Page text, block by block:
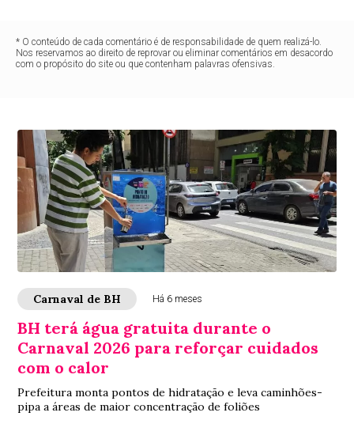
* O conteúdo de cada comentário é de responsabilidade de quem realizá-lo.
Nos reservamos ao direito de reprovar ou eliminar comentários em desacordo
com o propósito do site ou que contenham palavras ofensivas.
Carnaval de BH Há 6 meses
BH terá água gratuita durante o
Carnaval 2026 para reforçar cuidados
com o calor
Prefeitura monta pontos de hidratação e leva caminhões-
pipa a áreas de maior concentração de foliões